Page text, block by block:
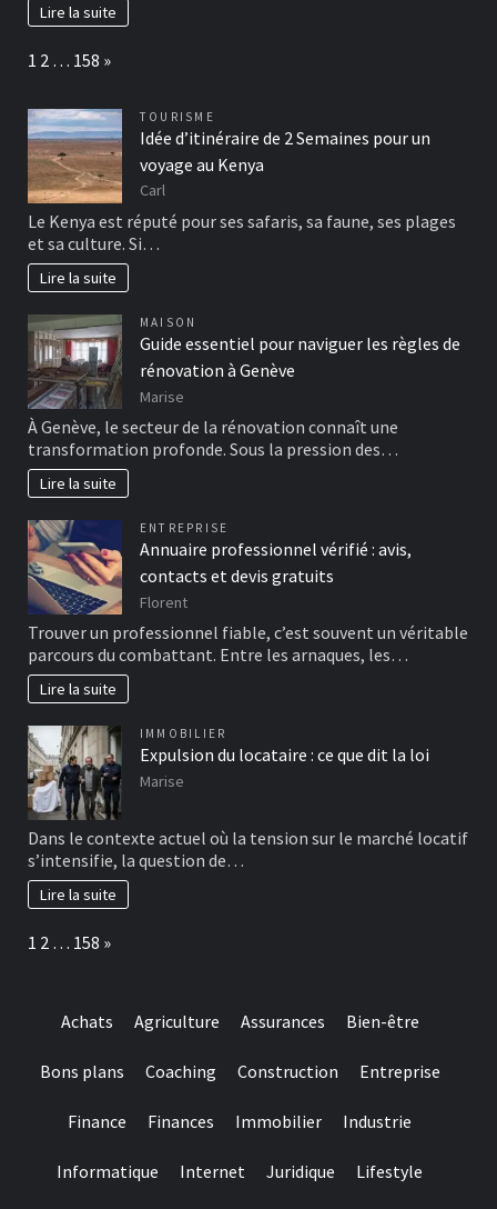
Lire la suite
Page:
1 2 … 158 Next
»
TOURISME
Idée d’itinéraire de 2 Semaines pour un
voyage au Kenya
Carl
Le Kenya est réputé pour ses safaris, sa faune, ses plages
et sa culture. Si…
Lire la suite
MAISON
Guide essentiel pour naviguer les règles de
rénovation à Genève
Marise
À Genève, le secteur de la rénovation connaît une
transformation profonde. Sous la pression des…
Lire la suite
ENTREPRISE
Annuaire professionnel vérifié : avis,
contacts et devis gratuits
Florent
Trouver un professionnel fiable, c’est souvent un véritable
parcours du combattant. Entre les arnaques, les…
Lire la suite
IMMOBILIER
Expulsion du locataire : ce que dit la loi
Marise
Dans le contexte actuel où la tension sur le marché locatif
s’intensifie, la question de…
Lire la suite
Page:
1 2 … 158 Next
»
Achats Agriculture Assurances Bien-être
Bons plans Coaching Construction Entreprise
Finance Finances Immobilier Industrie
Informatique Internet Juridique Lifestyle